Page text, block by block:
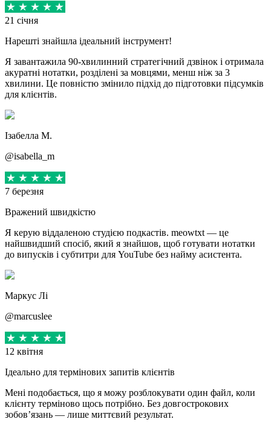
21 січня
Нарешті знайшла ідеальний інструмент!
Я завантажила 90-хвилинний стратегічний дзвінок і отримала
акуратні нотатки, розділені за мовцями, менш ніж за 3
хвилини. Це повністю змінило підхід до підготовки підсумків
для клієнтів.
Ізабелла М.
@isabella_m
7 березня
Вражений швидкістю
Я керую віддаленою студією подкастів. meowtxt — це
найшвидший спосіб, який я знайшов, щоб готувати нотатки
до випусків і субтитри для YouTube без найму асистента.
Маркус Лі
@marcuslee
12 квітня
Ідеально для термінових запитів клієнтів
Мені подобається, що я можу розблокувати один файл, коли
клієнту терміново щось потрібно. Без довгострокових
зобов’язань — лише миттєвий результат.